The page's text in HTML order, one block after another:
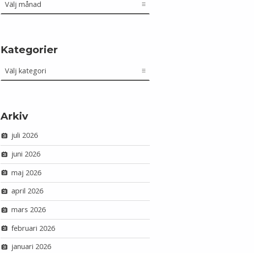
Kategorier
Arkiv
juli 2026
juni 2026
maj 2026
april 2026
mars 2026
februari 2026
januari 2026